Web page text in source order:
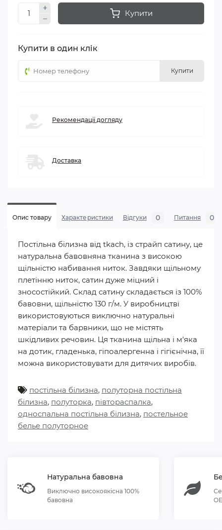
Купити
Купити в один клік
Купити
Рекомендації догляду
Доставка
Опис товару Характеристики Відгуки 0 Питання 0
Постільна білизна від tkach, із страйп сатину, це
натуральна бавовняна тканина з високою
щільністю набивання ниток. Завдяки щільному
плетінню ниток, сатин дуже міцний і
зносостійкий. Склад сатину складається із 100%
бавовни, щільністю 130 г/м. У виробництві
використовуються виключно натуральні
матеріали та барвники, що не містять
шкідливих речовин. Ця тканина щільна і м'яка
на дотик, гладенька, гіпоалергенна і гігієнічна, її
можна використовувати для дитячих виробів.
постільна білизна, полуторна постільна
білизна, полуторка, півтораспалка,
односпальна постільна білизна, постельное
белье полуторное
Натуральна бавовна
Виключно високоякісна 100%
бавовна